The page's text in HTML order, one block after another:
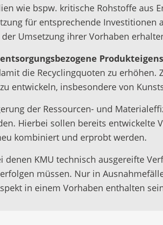
wie bspw. kritische Rohstoffe aus
für entsprechende Investitionen
Umsetzung ihrer Vorhaben
entsorgungsbezogene
die Recyclingquoten zu erhöhen.
entwickeln, insbesondere von
der Ressourcen- und
Hierbei sollen bereits entwickelte
kombiniert und erprobt werden.
KMU technisch ausgereifte
müssen. Nur in
in einem Vorhaben enthalten